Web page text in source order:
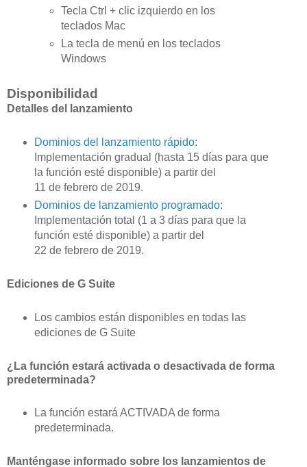
Tecla Ctrl + clic izquierdo en los
teclados Mac
La tecla de menú en los teclados
Windows
Disponibilidad
Detalles del lanzamiento
Dominios del lanzamiento rápido:
Implementación gradual (hasta 15 días para que
la función esté disponible) a partir del
11 de febrero de 2019.
Dominios de lanzamiento programado:
Implementación total (1 a 3 días para que la
función esté disponible) a partir del
22 de febrero de 2019.
Ediciones de G Suite
Los cambios están disponibles en todas las
ediciones de G Suite
¿La función estará activada o desactivada de forma
predeterminada?
La función estará ACTIVADA de forma
predeterminada.
Manténgase informado sobre los lanzamientos de